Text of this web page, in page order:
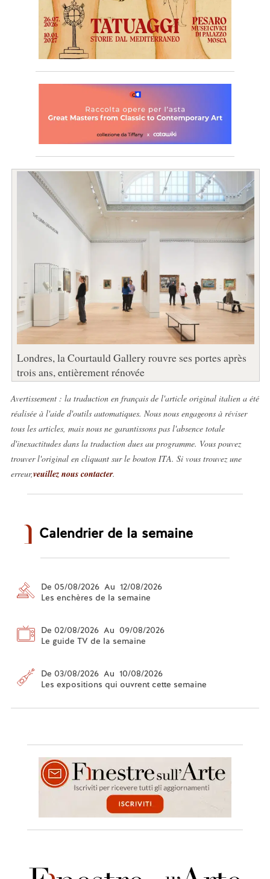
Londres, la Courtauld Gallery rouvre ses portes après
trois ans, entièrement rénovée
Avertissement : la traduction en français de l'article original italien a été
réalisée à l'aide d'outils automatiques. Nous nous engageons à réviser
tous les articles, mais nous ne garantissons pas l'absence totale
d'inexactitudes dans la traduction dues au programme. Vous pouvez
trouver l'original en cliquant sur le bouton ITA. Si vous trouvez une
erreur,veuillez nous contacter.
Calendrier de la semaine
De 05/08/2026 Au 12/08/2026
Les enchères de la semaine
De 02/08/2026 Au 09/08/2026
Le guide TV de la semaine
De 03/08/2026 Au 10/08/2026
Les expositions qui ouvrent cette semaine